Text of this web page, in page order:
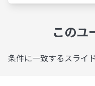
このユ
条件に一致するスライ